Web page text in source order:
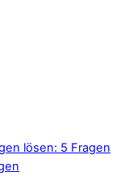
lösen: 5 Fragen